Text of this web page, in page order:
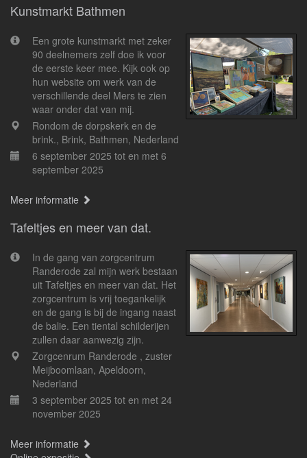
Kunstmarkt Bathmen
Een grote kunstmarkt met zeker
90 deelnemers zelf doe ik voor
de eerste keer mee. Kijk ook op
hun website om werk van de
verschillende deel Mers te zien
waar onder dat van mij.
Rondom de dorpskerk en de
brink., Brink, Bathmen, Nederland
6 september 2025 tot en met 6
september 2025
Meer informatie
Tafeltjes en meer van dat.
In de gang van zorgcentrum
Randerode zal mijn werk bestaan
uit Tafeltjes en meer van dat. Het
zorgcentrum is vrij toegankelijk
en de gang is bij de ingang naast
de balie. Een tiental schilderijen
zullen daar aanwezig zijn.
Zorgcenrum Randerode , zuster
Meijboomlaan, Apeldoorn,
Nederland
3 september 2025 tot en met 24
november 2025
Meer informatie